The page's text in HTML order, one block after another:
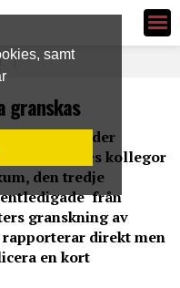
samt
granskas
under
Hennes kollegor
den tredje
från
granskning av
rapporterar direkt men
en kort